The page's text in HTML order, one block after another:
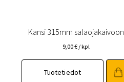
Kansi 315mm salaojakaivoon
9,00€ / kpl
Tuotetiedot